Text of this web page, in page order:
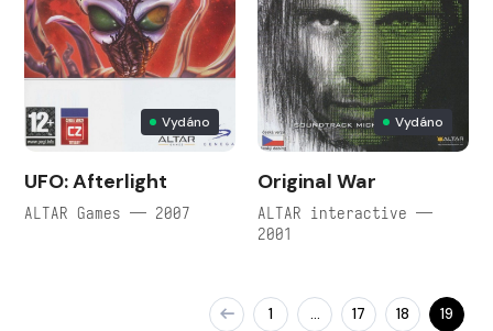
Vydáno
UFO: Afterlight
ALTAR Games — 2007
Vydáno
Original War
ALTAR interactive —
2001
1 … 17 18 19